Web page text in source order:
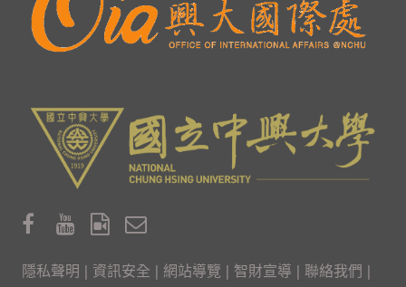
隱私聲明 | 資訊安全 | 網站導覽 | 智財宣導 | 聯絡我們 |